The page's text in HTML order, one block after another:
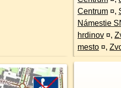
Centrum ¤,
Námestie
hrdinov ¤,
mesto ¤,